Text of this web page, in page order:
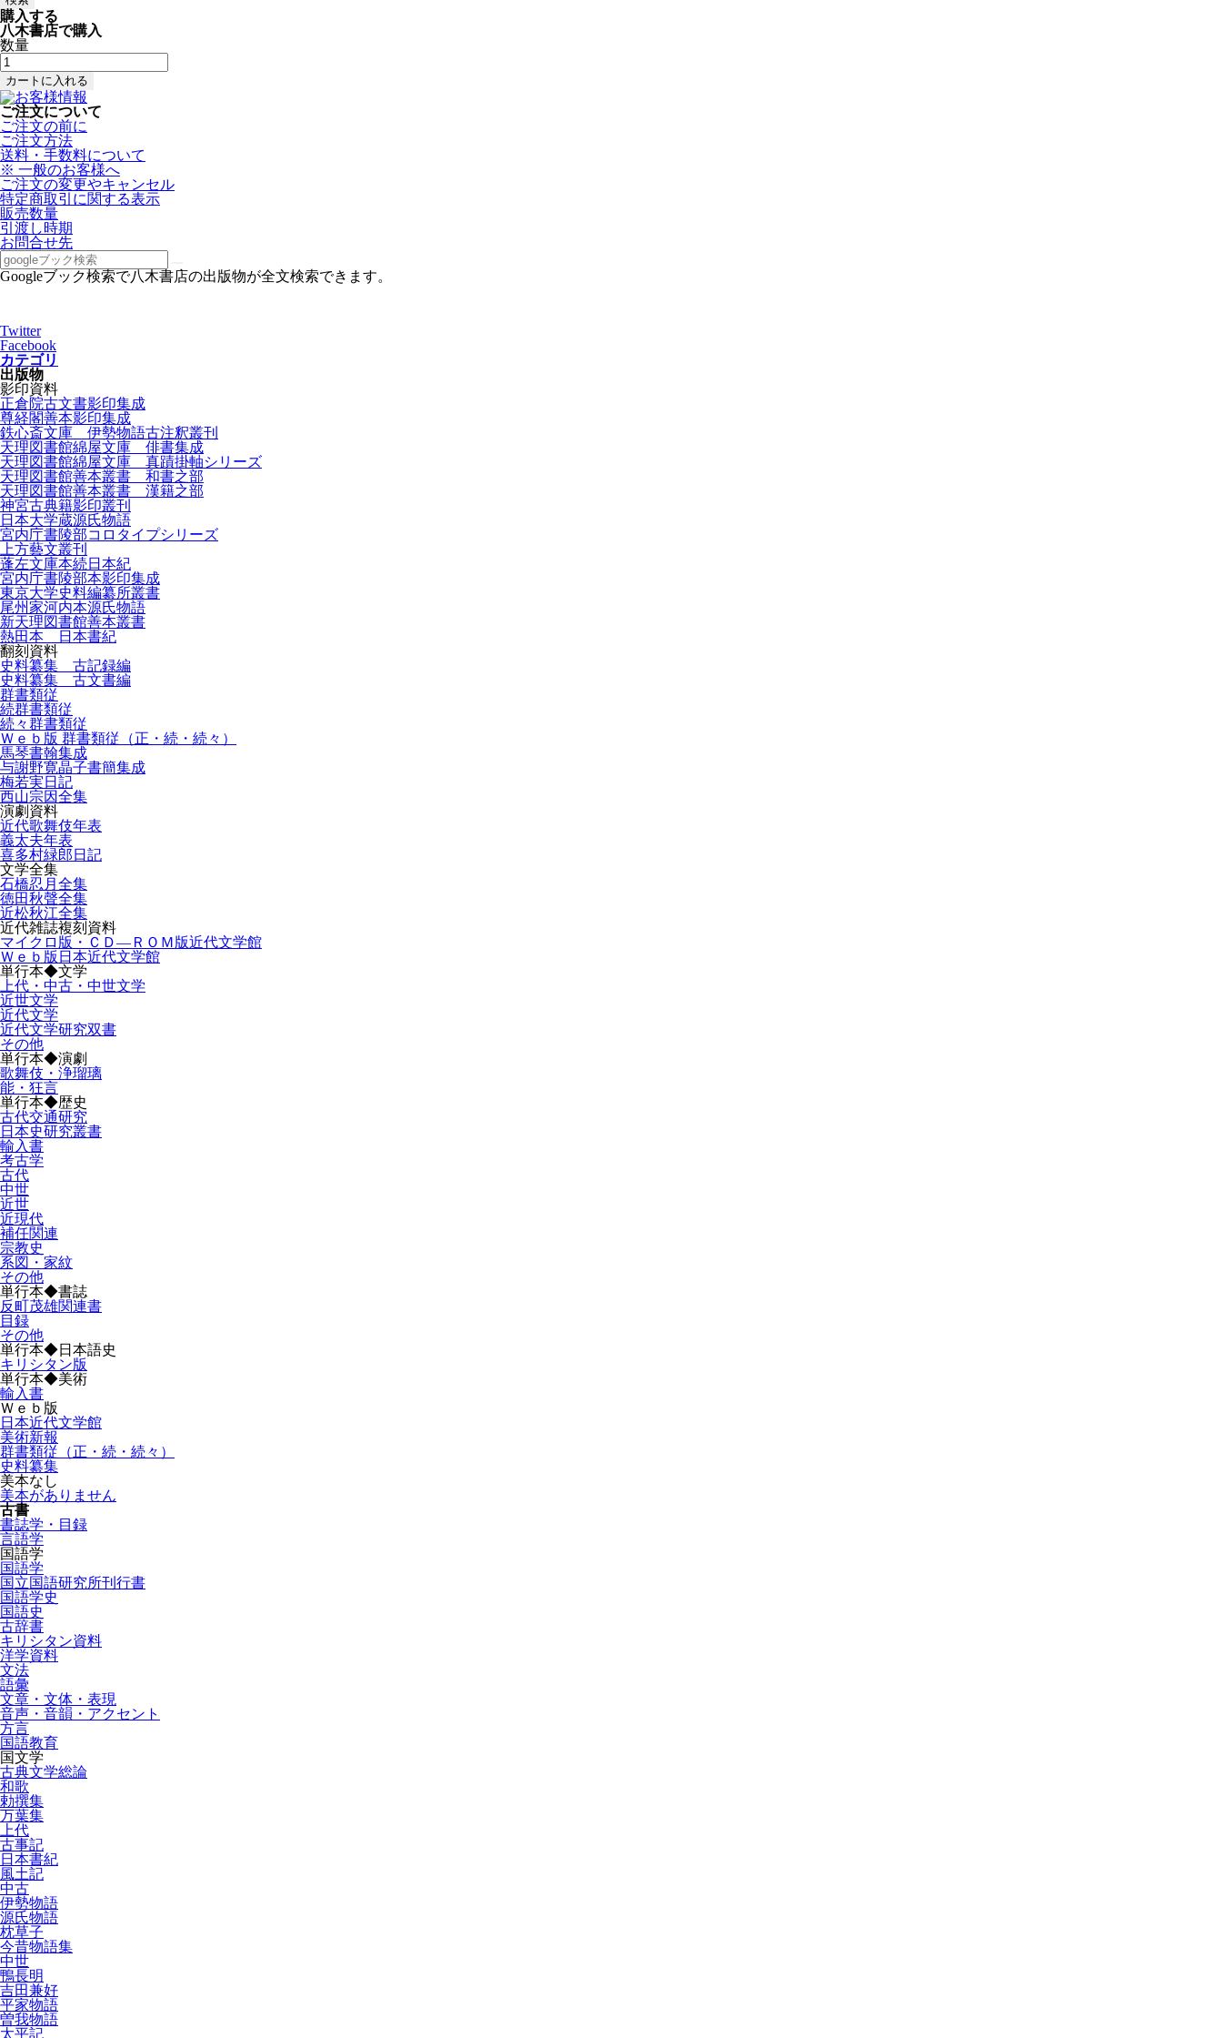
購入する
八木書店で購入
数量
ご注文について
ご注文の前に
ご注文方法
送料・手数料について
※ 一般のお客様へ
ご注文の変更やキャンセル
特定商取引に関する表示
販売数量
引渡し時期
お問合せ先
Googleブック検索で八木書店の出版物が全文検索できます。
Twitter
Facebook
カテゴリ
出版物
影印資料
正倉院古文書影印集成
尊経閣善本影印集成
鉄心斎文庫 伊勢物語古注釈叢刊
天理図書館綿屋文庫 俳書集成
天理図書館綿屋文庫 真蹟掛軸シリーズ
天理図書館善本叢書 和書之部
天理図書館善本叢書 漢籍之部
神宮古典籍影印叢刊
日本大学蔵源氏物語
宮内庁書陵部コロタイプシリーズ
上方藝文叢刊
蓬左文庫本続日本紀
宮内庁書陵部本影印集成
東京大学史料編纂所叢書
尾州家河内本源氏物語
新天理図書館善本叢書
熱田本 日本書紀
翻刻資料
史料纂集 古記録編
史料纂集 古文書編
群書類従
続群書類従
続々群書類従
Ｗｅｂ版 群書類従（正・続・続々）
馬琴書翰集成
与謝野寛晶子書簡集成
梅若実日記
西山宗因全集
演劇資料
近代歌舞伎年表
義太夫年表
喜多村緑郎日記
文学全集
石橋忍月全集
徳田秋聲全集
近松秋江全集
近代雑誌複刻資料
マイクロ版・ＣＤ―ＲＯＭ版近代文学館
Ｗｅｂ版日本近代文学館
単行本◆文学
上代・中古・中世文学
近世文学
近代文学
近代文学研究双書
その他
単行本◆演劇
歌舞伎・浄瑠璃
能・狂言
単行本◆歴史
古代交通研究
日本史研究叢書
輸入書
考古学
古代
中世
近世
近現代
補任関連
宗教史
系図・家紋
その他
単行本◆書誌
反町茂雄関連書
目録
その他
単行本◆日本語史
キリシタン版
単行本◆美術
輸入書
Ｗｅｂ版
日本近代文学館
美術新報
群書類従（正・続・続々）
史料纂集
美本なし
美本がありません
古書
書誌学・目録
言語学
国語学
国語学
国立国語研究所刊行書
国語学史
国語史
古辞書
キリシタン資料
洋学資料
文法
語彙
文章・文体・表現
音声・音韻・アクセント
方言
国語教育
国文学
古典文学総論
和歌
勅撰集
万葉集
上代
古事記
日本書紀
風土記
中古
伊勢物語
源氏物語
枕草子
今昔物語集
中世
鴨長明
吉田兼好
平家物語
曽我物語
太平記